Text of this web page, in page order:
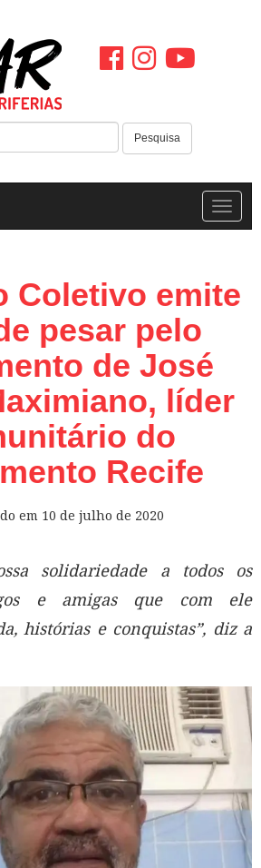
Pesquisa
Coletivo emite
pesar pelo
de José
líder
do
Recife
em 10 de julho de 2020
solidariedade a todos os
e amigas que com ele
histórias e conquistas”, diz a